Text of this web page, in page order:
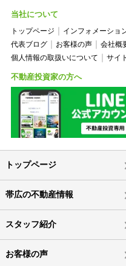
当社について
トップページ インフォメーショ
代表ブログ
お客様の声 会社概
個人情報の取扱いについて
サイ
不動産投資家の方へ
トップページ
帯広の不動産情報
スタッフ紹介
お客様の声